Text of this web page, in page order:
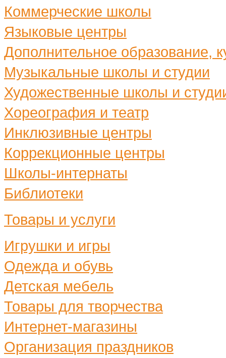
Коммерческие школы
Языковые центры
Дополнительное образование,
Музыкальные школы и студии
Художественные школы и
Хореография и театр
Инклюзивные центры
Коррекционные центры
Школы-интернаты
Библиотеки
Товары и услуги
Игрушки и игры
Одежда и обувь
Детская мебель
Товары для творчества
Интернет-магазины
Организация праздников